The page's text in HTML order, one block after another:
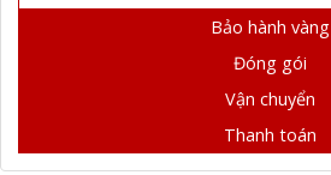
Bảo hành vàng
Đóng gói
Vận chuyển
Thanh toán